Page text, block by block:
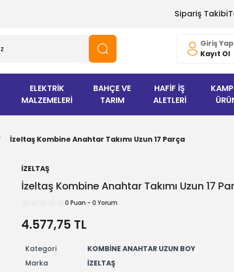
Sipariş Takibi
Giriş Yap
Kayıt Ol
ELEKTRİK
MALZEMELERİ
BAHÇE VE
TARIM
HAFİF İŞ
ALETLERİ
İzeltaş Kombine Anahtar Takımı Uzun 17 Parça
İZELTAŞ
İzeltaş Kombine Anahtar Takımı Uzun 17
0 Puan - 0 Yorum
4.577,75 TL
Kategori
KOMBİNE ANAHTAR UZUN BOY
Marka
İZELTAŞ